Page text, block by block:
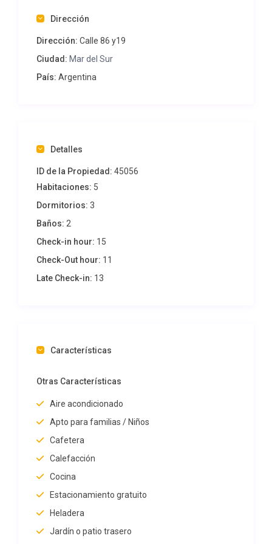
Video de la casa:
Ubicación: calle 86 entre 17 y 19
Dirección
Dirección: Calle 86 y19
Ciudad: Mar del Sur
País: Argentina
Detalles
ID de la Propiedad: 45056
Habitaciones: 5
Dormitorios: 3
Baños: 2
Check-in hour: 15
Check-Out hour: 11
Late Check-in: 13
Características
Otras Características
Aire acondicionado
Apto para familias / Niños
Cafetera
Calefacción
Cocina
Estacionamiento gratuito
Heladera
Jardín o patio trasero